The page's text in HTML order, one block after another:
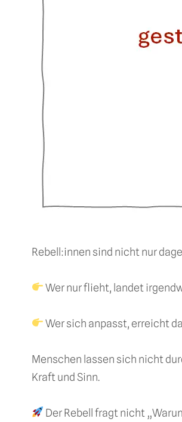
Rebell:innen sind nicht nur
Wer nur flieht, landet
Wer sich anpasst, erreicht
Menschen lassen sich nicht
Kraft und Sinn.
Der Rebell fragt nicht